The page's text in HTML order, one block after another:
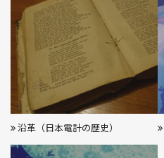
沿革（日本電計の歴史）